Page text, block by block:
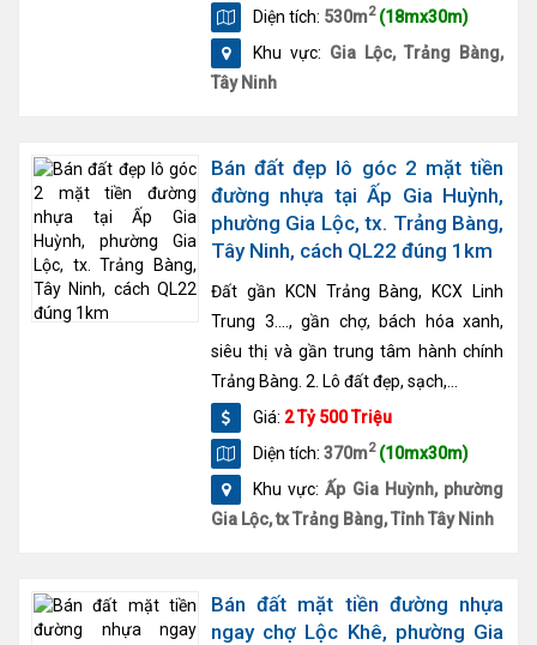
Diện tích: 530m2 (18mx30m)
Khu vực: Gia Lộc, Trảng Bàng,
Tây Ninh
Bán đất đẹp lô góc 2 mặt tiền
đường nhựa tại Ấp Gia Huỳnh,
phường Gia Lộc, tx. Trảng Bàng,
Tây Ninh, cách QL22 đúng 1km
Đất gần KCN Trảng Bàng, KCX Linh
Trung 3…., gần chợ, bách hóa xanh,
siêu thị và gần trung tâm hành chính
Trảng Bàng. 2. Lô đất đẹp, sạch,...
Giá: 2 Tỷ 500 Triệu
Diện tích: 370m2 (10mx30m)
Khu vực:Ấp Gia Huỳnh, phường
Gia Lộc, tx Trảng Bàng, Tỉnh Tây Ninh
Bán đất mặt tiền đường nhựa
ngay chợ Lộc Khê, phường Gia